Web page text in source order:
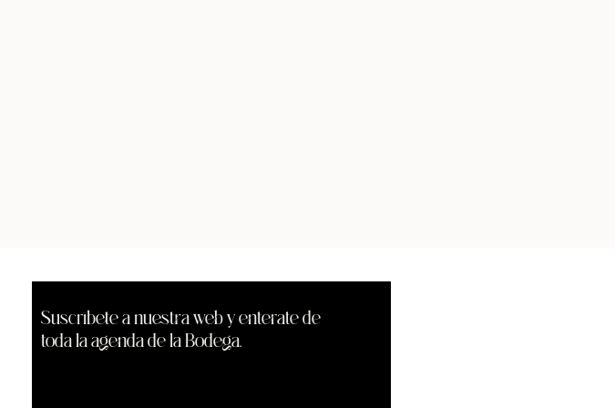
Suscríbete a nuestra web y enterate de
toda la agenda de la Bodega.